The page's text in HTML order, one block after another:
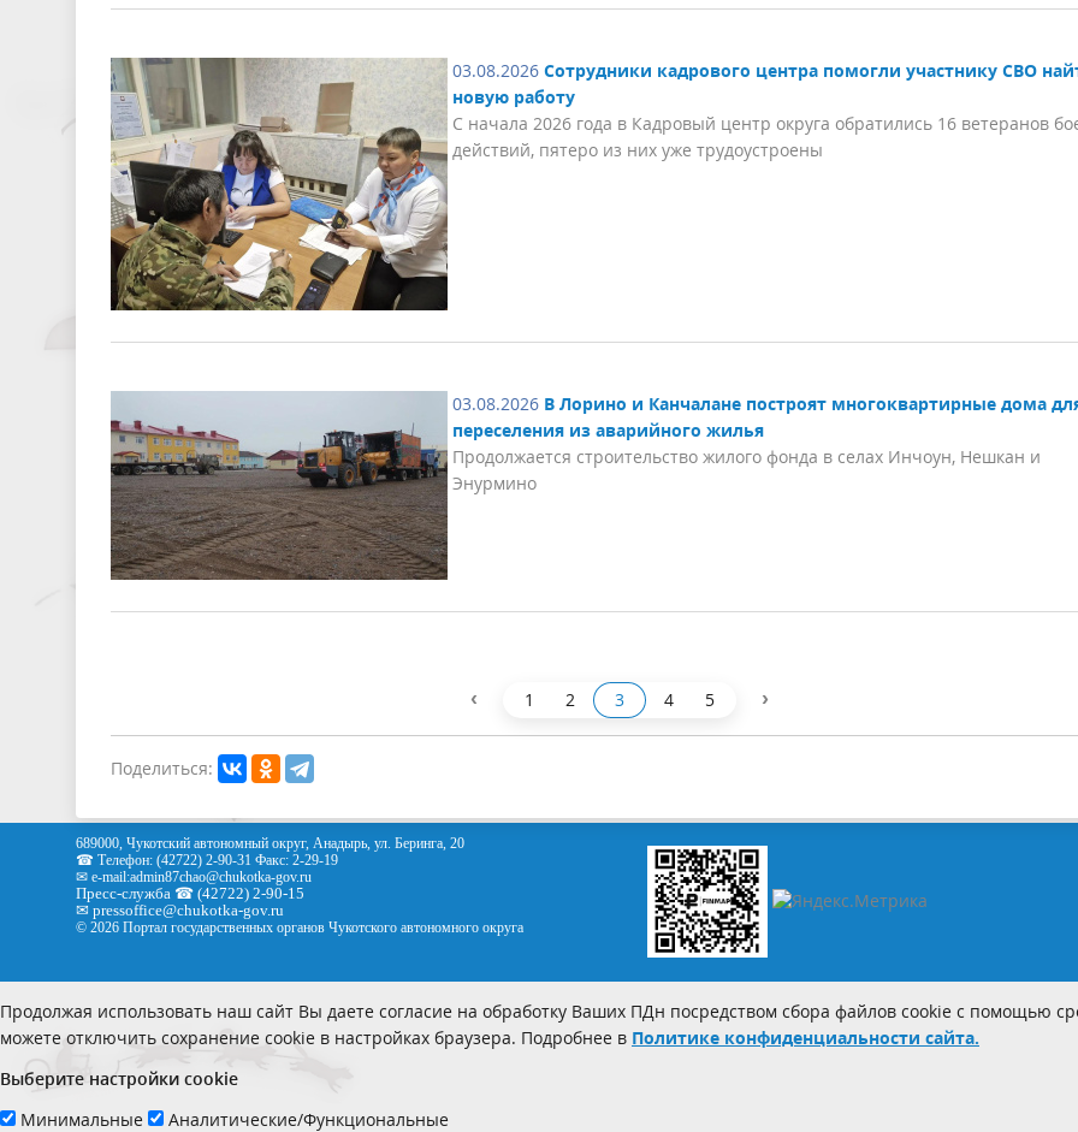
03.08.2026 Сотрудники кадрового центра помогли участнику СВО
новую работу
С начала 2026 года в Кадровый центр округа обратились 16 ветеранов
действий, пятеро из них уже трудоустроены
03.08.2026 В Лорино и Канчалане построят многоквартирные дома
переселения из аварийного жилья
Продолжается строительство жилого фонда в селах Инчоун, Нешкан и
Энурмино
‹ 1 2 3 4 5 ›
Поделиться:
689000, Чукотский автономный округ, Анадырь, ул. Беринга, 20
☎ Телефон: (42722) 2-90-31 Факс: 2-29-19
✉ e-mail:admin87chao@chukotka-gov.ru
Пресс-служба ☎ (42722) 2-90-15
✉ pressoffice@chukotka-gov.ru
© 2026 Портал государственных органов Чукотского автономного округа
Продолжая использовать наш сайт Вы даете согласие на обработку Ваших ПДн посредством сбора файлов cookie с помощью
можете отключить сохранение cookie в настройках браузера. Подробнее в Политике конфиденциальности сайта.
Выберите настройки cookie
Минимальные
Аналитические/Функциональные